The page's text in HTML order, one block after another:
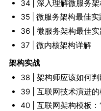
34 | 深入理解微服务
35 | 微服务架构最佳
36 | 微服务架构最佳
37 | 微内核架构详解
架构实战
38 | 架构师应该如何
39 | 互联网技术演进
40 | 互联网架构模板：